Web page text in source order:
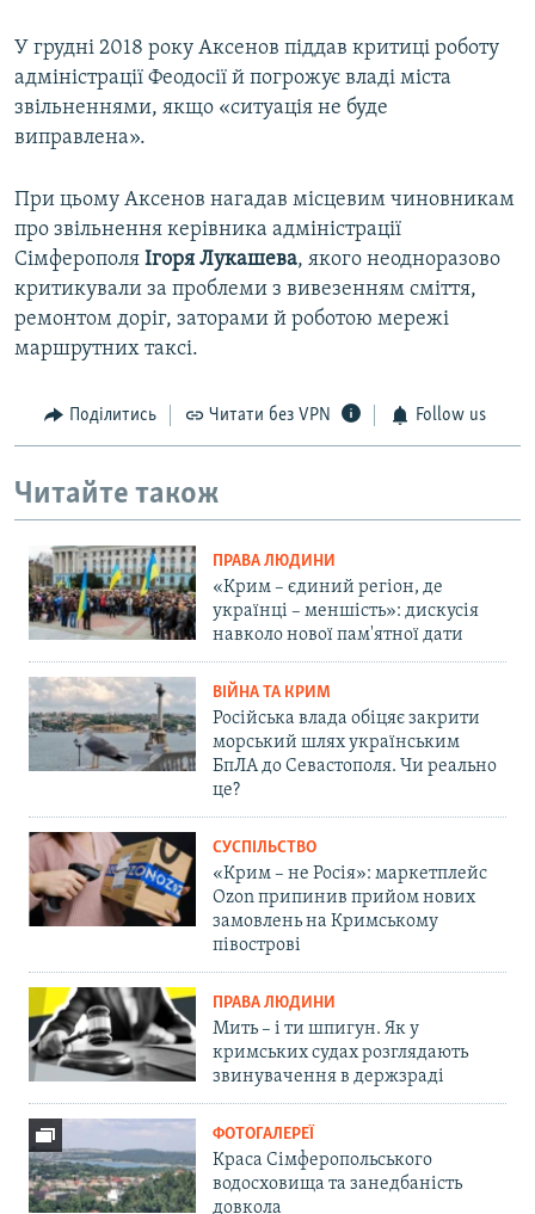
У грудні 2018 року Аксенов піддав критиці роботу
адміністрації Феодосії й погрожує владі міста
звільненнями, якщо «ситуація не буде
виправлена».
При цьому Аксенов нагадав місцевим чиновникам
про звільнення керівника адміністрації
Сімферополя Ігоря Лукашева, якого неодноразово
критикували за проблеми з вивезенням сміття,
ремонтом доріг, заторами й роботою мережі
маршрутних таксі.
Поділитись Читати без VPN Follow us
Читайте також
ПРАВА ЛЮДИНИ
«Крим – єдиний регіон, де
українці – меншість»: дискусія
навколо нової пам'ятної дати
ВІЙНА ТА КРИМ
Російська влада обіцяє закрити
морський шлях українським
БпЛА до Севастополя. Чи реально
це?
СУСПІЛЬСТВО
«Крим – не Росія»: маркетплейс
Ozon припинив прийом нових
замовлень на Кримському
півострові
ПРАВА ЛЮДИНИ
Мить – і ти шпигун. Як у
кримських судах розглядають
звинувачення в держзраді
ФОТОГАЛЕРЕЇ
Краса Сімферопольського
водосховища та занедбаність
довкола